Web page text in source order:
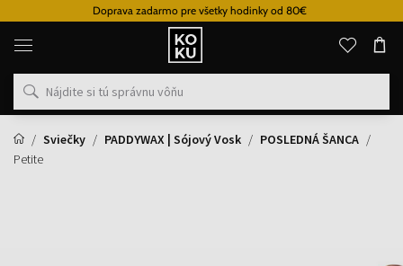
Doprava zadarmo pre všetky hodinky od 80€
Originálne
parfémy
hodinky
na
mieste
Sviečky
PADDYWAX | Sójový Vosk
POSLEDNÁ ŠANCA
Petite